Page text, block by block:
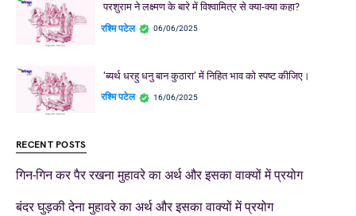
परशुराम ने लक्ष्मण के बारे में विश्वामित्र से क्या-क्या कहा?
रश्मि पटेल 06/06/2025
‘ब्यर्थ धरहु धनु बान कुठारा’ में निहित भाव को स्पष्ट कीजिए।
रश्मि पटेल 16/06/2025
RECENT POSTS
गिन-गिन कर पैर रखना मुहावरे का अर्थ और इसका वाक्यों में प्रयोग
बंदर घुड़की देना मुहावरे का अर्थ और इसका वाक्यों में प्रयोग